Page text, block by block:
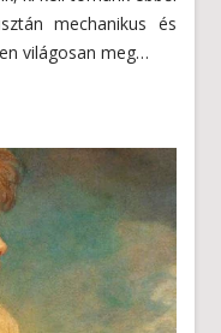
mechanikus és
világosan meg…